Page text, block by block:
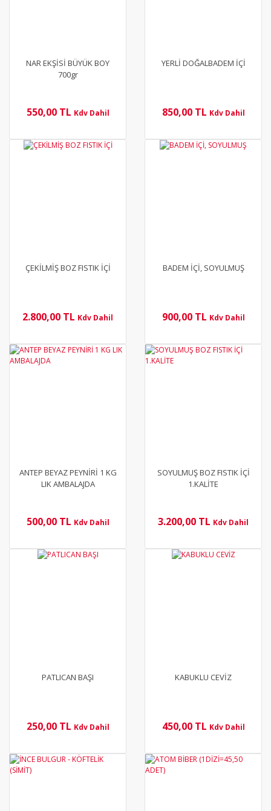
NAR EKŞİSİ BÜYÜK BOY
700gr
550,00 TL Kdv Dahil
YERLİ DOĞALBADEM İÇİ
850,00 TL Kdv Dahil
ÇEKİLMİŞ BOZ FISTIK İÇİ
2.800,00 TL Kdv Dahil
BADEM İÇİ, SOYULMUŞ
900,00 TL Kdv Dahil
ANTEP BEYAZ PEYNİRİ 1 KG
LIK AMBALAJDA
500,00 TL Kdv Dahil
SOYULMUŞ BOZ FISTIK İÇİ
1.KALİTE
3.200,00 TL Kdv Dahil
PATLICAN BAŞI
250,00 TL Kdv Dahil
KABUKLU CEVİZ
450,00 TL Kdv Dahil